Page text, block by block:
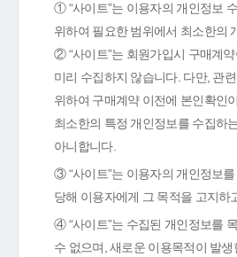
① “사이트”는 이용자의 개인정보
위하여 필요한 범위에서 최소한의
② “사이트”는 회원가입시 구매계
미리 수집하지 않습니다. 다만, 관
위하여 구매계약 이전에 본인확인
최소한의 특정 개인정보를 수집하
아니합니다.
③ “사이트”는 이용자의 개인정보
당해 이용자에게 그 목적을 고지하
④ “사이트”는 수집된 개인정보를
수 없으며, 새로운 이용목적이 발